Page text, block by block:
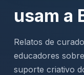
usam a
Relatos de
educadores
suporte criativo